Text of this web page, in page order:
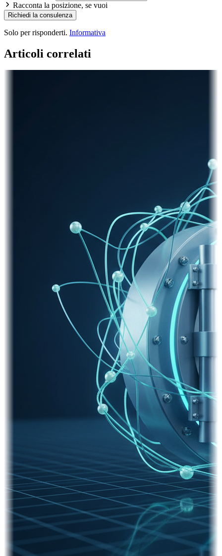
Racconta la posizione, se vuoi
Richiedi la consulenza
Solo per risponderti. Informativa
Articoli correlati